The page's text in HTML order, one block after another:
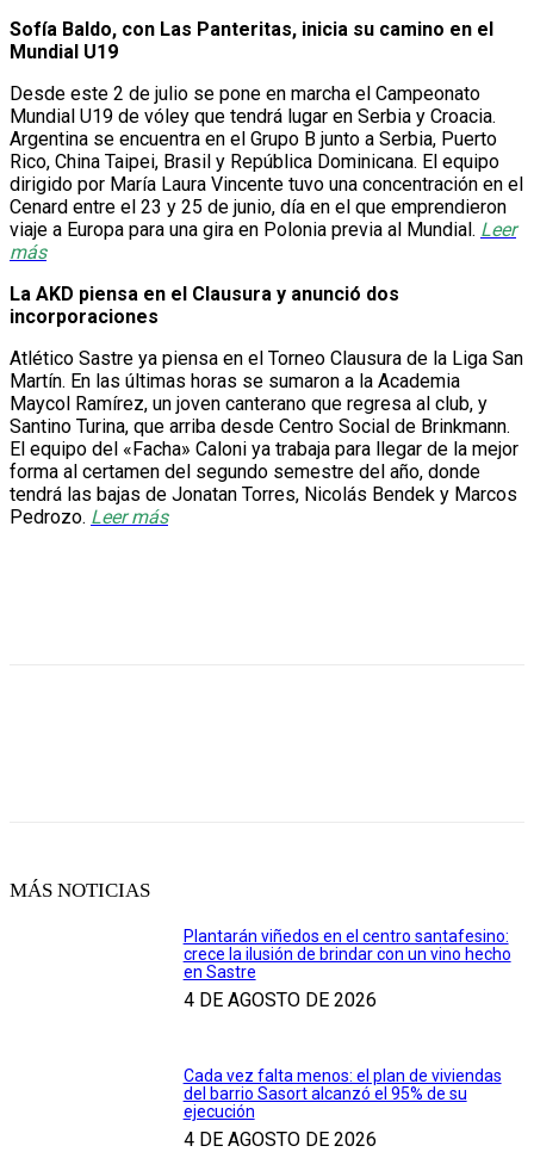
Sofía Baldo, con Las Panteritas, inicia su camino en el
Mundial U19
Desde este 2 de julio se pone en marcha el Campeonato
Mundial U19 de vóley que tendrá lugar en Serbia y Croacia.
Argentina se encuentra en el Grupo B junto a Serbia, Puerto
Rico, China Taipei, Brasil y República Dominicana. El equipo
dirigido por María Laura Vincente tuvo una concentración en el
Cenard entre el 23 y 25 de junio, día en el que emprendieron
viaje a Europa para una gira en Polonia previa al Mundial. Leer
más
La AKD piensa en el Clausura y anunció dos
incorporaciones
Atlético Sastre ya piensa en el Torneo Clausura de la Liga San
Martín. En las últimas horas se sumaron a la Academia
Maycol Ramírez, un joven canterano que regresa al club, y
Santino Turina, que arriba desde Centro Social de Brinkmann.
El equipo del «Facha» Caloni ya trabaja para llegar de la mejor
forma al certamen del segundo semestre del año, donde
tendrá las bajas de Jonatan Torres, Nicolás Bendek y Marcos
Pedrozo. Leer más
MÁS NOTICIAS
Plantarán viñedos en el centro santafesino:
crece la ilusión de brindar con un vino hecho
en Sastre
4 DE AGOSTO DE 2026
Cada vez falta menos: el plan de viviendas
del barrio Sasort alcanzó el 95% de su
ejecución
4 DE AGOSTO DE 2026